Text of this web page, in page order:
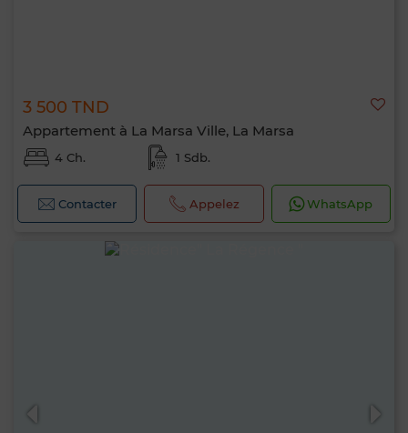
3 500 TND
Appartement à La Marsa Ville, La Marsa
4 Ch. 1 Sdb.
Contacter Appelez WhatsApp